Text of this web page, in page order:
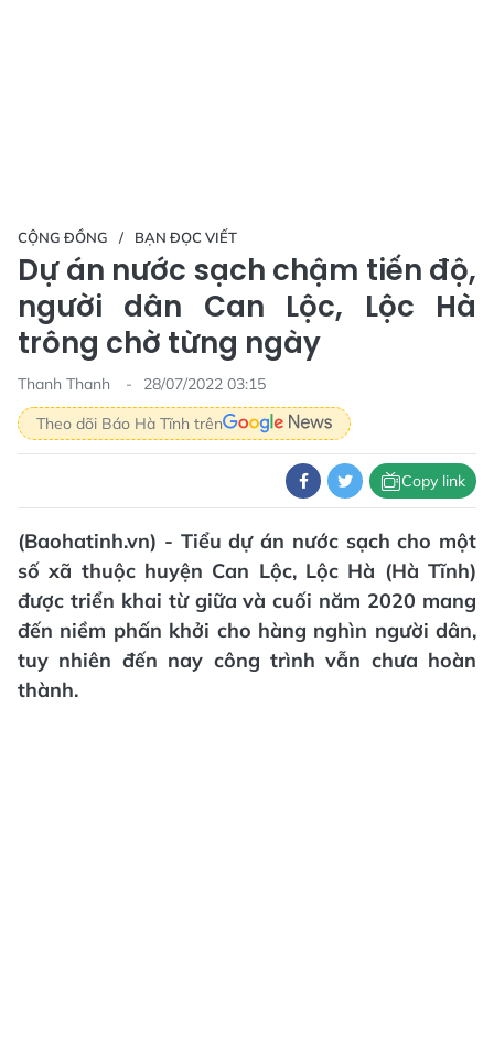
CỘNG ĐỒNG BẠN ĐỌC VIẾT
Dự án nước sạch chậm tiến độ,
người dân Can Lộc, Lộc Hà
trông chờ từng ngày
Thanh Thanh
28/07/2022 03:15
Theo dõi Báo Hà Tĩnh trên
Copy link
(Baohatinh.vn) - Tiểu dự án nước sạch cho một
số xã thuộc huyện Can Lộc, Lộc Hà (Hà Tĩnh)
được triển khai từ giữa và cuối năm 2020 mang
đến niềm phấn khởi cho hàng nghìn người dân,
tuy nhiên đến nay công trình vẫn chưa hoàn
thành.